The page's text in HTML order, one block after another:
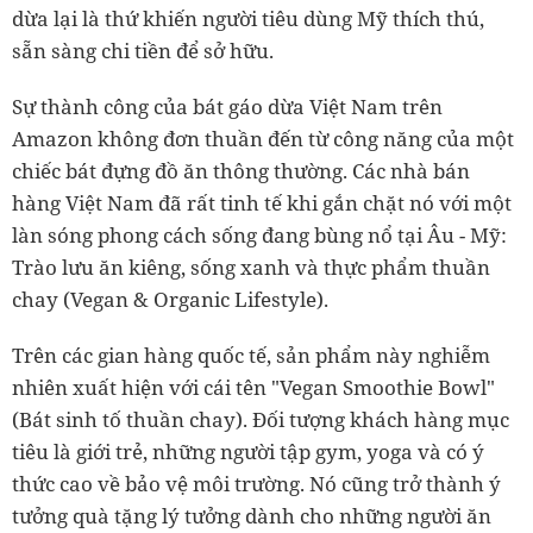
dừa lại là thứ khiến người tiêu dùng Mỹ thích thú,
sẵn sàng chi tiền để sở hữu.
Sự thành công của bát gáo dừa Việt Nam trên
Amazon không đơn thuần đến từ công năng của một
chiếc bát đựng đồ ăn thông thường. Các nhà bán
hàng Việt Nam đã rất tinh tế khi gắn chặt nó với một
làn sóng phong cách sống đang bùng nổ tại Âu - Mỹ:
Trào lưu ăn kiêng, sống xanh và thực phẩm thuần
chay (Vegan & Organic Lifestyle).
Trên các gian hàng quốc tế, sản phẩm này nghiễm
nhiên xuất hiện với cái tên "Vegan Smoothie Bowl"
(Bát sinh tố thuần chay). Đối tượng khách hàng mục
tiêu là giới trẻ, những người tập gym, yoga và có ý
thức cao về bảo vệ môi trường. Nó cũng trở thành ý
tưởng quà tặng lý tưởng dành cho những người ăn